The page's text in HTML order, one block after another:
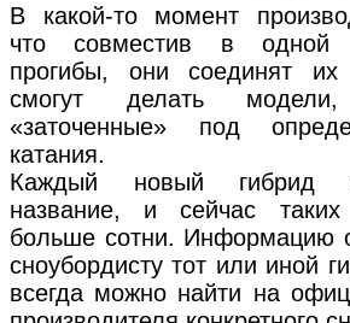
В какой-то момент
что совместив в одной
прогибы, они соединят их
смогут делать модели,
«заточенные» под
катания.
Каждый новый гибрид
название, и сейчас
больше сотни. Информацию
сноубордисту тот или иной
всегда можно найти на